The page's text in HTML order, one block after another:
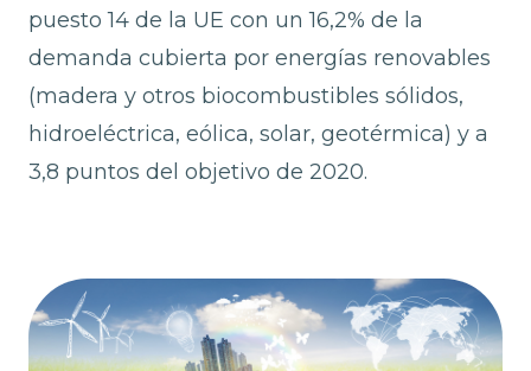
puesto 14 de la UE con un 16,2% de la
demanda cubierta por energías renovables
(madera y otros biocombustibles sólidos,
hidroeléctrica, eólica, solar, geotérmica) y a
3,8 puntos del objetivo de 2020.